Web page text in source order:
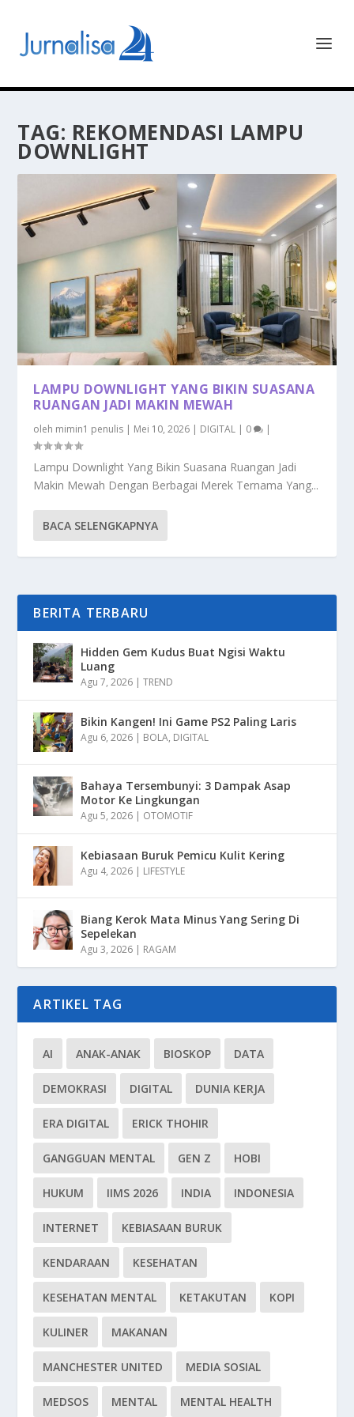
TAG: REKOMENDASI LAMPU
DOWNLIGHT
LAMPU DOWNLIGHT YANG BIKIN SUASANA
RUANGAN JADI MAKIN MEWAH
oleh mimin1 penulis | Mei 10, 2026 | DIGITAL | 0 |
Lampu Downlight Yang Bikin Suasana Ruangan Jadi
Makin Mewah Dengan Berbagai Merek Ternama Yang...
BACA SELENGKAPNYA
BERITA TERBARU
Hidden Gem Kudus Buat Ngisi Waktu
Luang
Agu 7, 2026 |TREND
Bikin Kangen! Ini Game PS2 Paling Laris
Agu 6, 2026 | BOLA, DIGITAL
Bahaya Tersembunyi: 3 Dampak Asap
Motor Ke Lingkungan
Agu 5, 2026 | OTOMOTIF
Kebiasaan Buruk Pemicu Kulit Kering
Agu 4, 2026 | LIFESTYLE
Biang Kerok Mata Minus Yang Sering Di
Sepelekan
Agu 3, 2026 | RAGAM
ARTIKEL TAG
AI ANAK-ANAK BIOSKOP DATA
DEMOKRASI DIGITAL DUNIA KERJA
ERA DIGITAL ERICK THOHIR
GANGGUAN MENTAL GEN Z HOBI
HUKUM IIMS 2026 INDIA INDONESIA
INTERNET KEBIASAAN BURUK
KENDARAAN KESEHATAN
KESEHATAN MENTAL KETAKUTAN KOPI
KULINER MAKANAN
MANCHESTER UNITED MEDIA SOSIAL
MEDSOS MENTAL MENTAL HEALTH